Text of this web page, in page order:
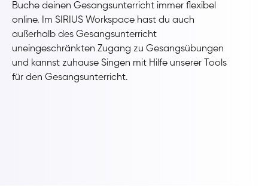
Buche deinen Gesangsunterricht immer flexibel
online. Im SIRIUS Workspace hast du auch
außerhalb des Gesangsunterricht
uneingeschränkten Zugang zu Gesangsübungen
und kannst zuhause Singen mit Hilfe unserer Tools
für den Gesangsunterricht.